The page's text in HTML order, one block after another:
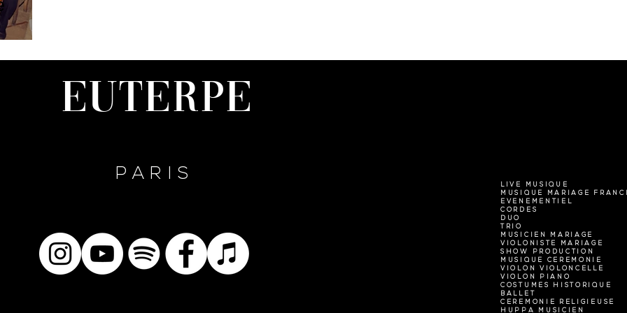
Euterpe
PARIS
LIVE MUSIQUE
MUSIQUE MARIAGE
EVENEMENTIEL
CORDES
DUO
TRIO
MUSICIEN MARIAGE
VIOLONISTE MARIAGE
SHOW PRODUCTION
MUSIQUE CEREMONIE
VIOLON VIOLONCELLE
VIOLON PIANO
COSTUMES HISTORIQUE
BALLET
CEREMONIE RELIGIEUSE
HUPPA MUSICIEN